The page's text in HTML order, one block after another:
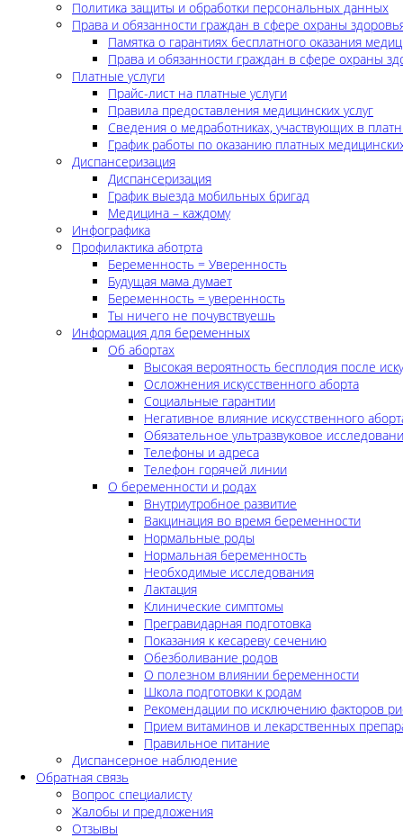
Политика защиты и обработки персональных данных
Права и обязанности граждан в сфере охраны
Памятка о гарантиях бесплатного оказания
Права и обязанности граждан в сфере охраны
Платные услуги
Прайс-лист на платные услуги
Правила предоставления медицинских услуг
Сведения о медработниках, участвующих в
График работы по оказанию платных
Диспансеризация
Диспансеризация
График выезда мобильных бригад
Медицина – каждому
Инфографика
Профилактика аботрта
Беременность = Уверенность
Будущая мама думает
Беременность = уверенность
Ты ничего не почувствуешь
Информация для беременных
Об абортах
Высокая вероятность бесплодия после
Осложнения искусственного аборта
Социальные гарантии
Негативное влияние искусственного
Обязательное ультразвуковое
Телефоны и адреса
Телефон горячей линии
О беременности и родах
Внутриутробное развитие
Вакцинация во время беременности
Нормальные роды
Нормальная беременность
Необходимые исследования
Лактация
Клинические симптомы
Прегравидарная подготовка
Показания к кесареву сечению
Обезболивание родов
О полезном влиянии беременности
Школа подготовки к родам
Рекомендации по исключению факторов
Прием витаминов и лекарственных
Правильное питание
Диспансерное наблюдение
Обратная связь
Вопрос специалисту
Жалобы и предложения
Отзывы